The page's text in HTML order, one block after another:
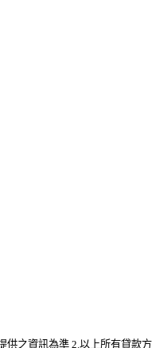
供之資訊為準 2.以上所有貸款方